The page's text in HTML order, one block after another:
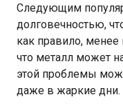
Следующим
долговечностью,
как правило,
что металл может
этой проблемы
даже в жаркие дни.